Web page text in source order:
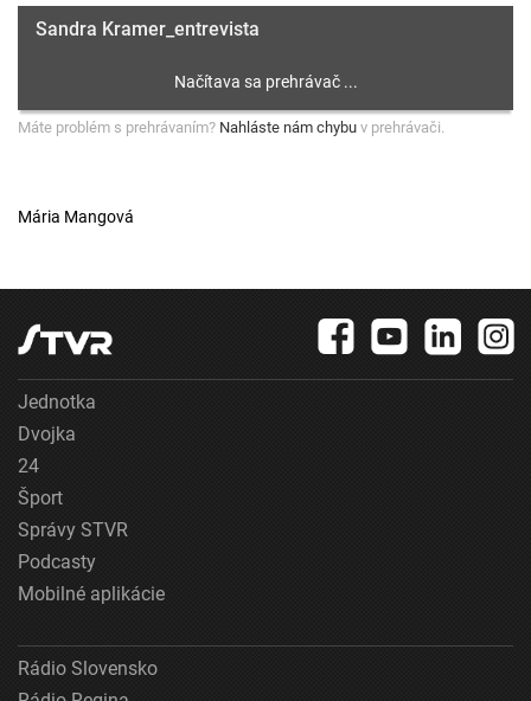
Sandra Kramer_entrevista
Máte problém s prehrávaním? Nahláste nám chybu v prehrávači.
Mária Mangová
Jednotka
Dvojka
24
Šport
Správy STVR
Podcasty
Mobilné aplikácie
Rádio Slovensko